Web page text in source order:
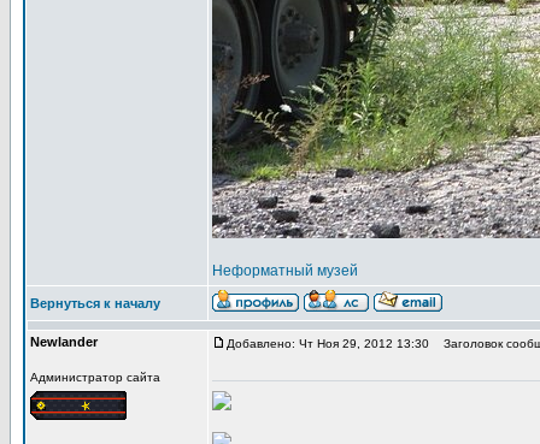
Неформатный музей
Вернуться к началу
Newlander
Администратор сайта
Добавлено: Чт Ноя 29, 2012 13:30 Заголовок